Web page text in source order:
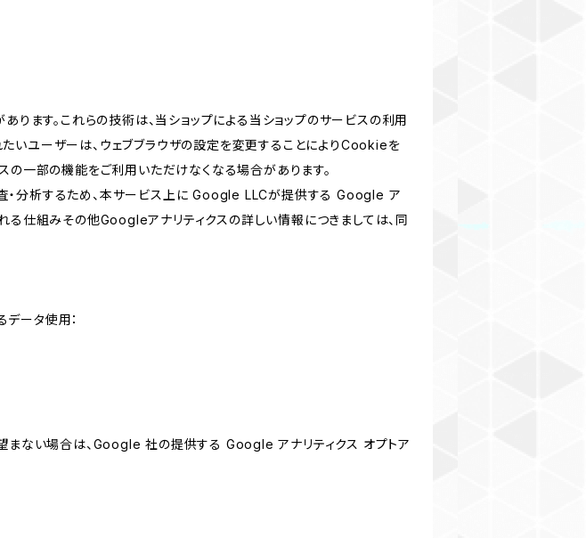
ります。これらの技術は、当ショップによる当ショップのサービスの利用
いユーザーは、ウェブブラウザの設定を変更することによりCookieを
の一部の機能をご利用いただけなくなる場合があります。
査・分析するため、本サービス上に Google LLCが提供する Google ア
る仕組みその他Googleアナリティクスの詳しい情報につきましては、同
ータ使用：
まない場合は、Google 社の提供する Google アナリティクス オプトア